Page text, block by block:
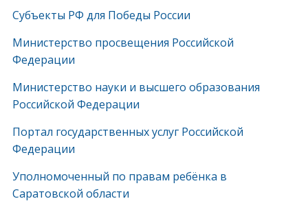
Субъекты РФ для Победы России
Министерство просвещения Российской
Федерации
Министерство науки и высшего образования
Российской Федерации
Портал государственных услуг Российской
Федерации
Уполномоченный по правам ребёнка в
Саратовской области